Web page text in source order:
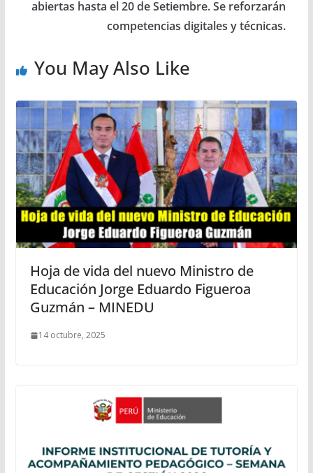
abiertas hasta el 20 de Setiembre. Se reforzarán
competencias digitales y técnicas.
You May Also Like
Hoja de vida del nuevo Ministro de
Educación Jorge Eduardo Figueroa
Guzmán – MINEDU
14 octubre, 2025